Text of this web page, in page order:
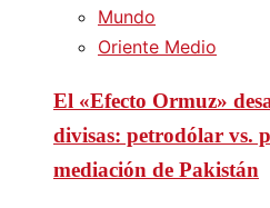
Mundo
Oriente Medio
El «Efecto Ormuz»
divisas: petrodólar vs.
mediación de Pakistán